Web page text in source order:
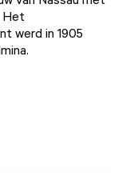
Het
werd in 1905